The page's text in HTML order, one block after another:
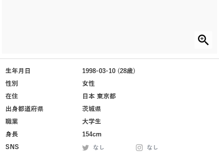
生年月日
1998-03-10 (28歳)
性別
女性
在住
日本 東京都
出身都道府県
茨城県
職業
大学生
身長
154cm
SNS
なし
なし